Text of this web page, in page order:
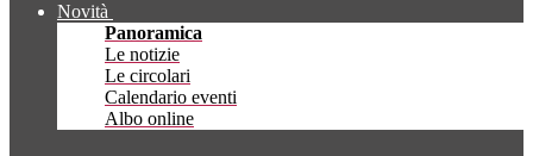
Novità
Panoramica
Le notizie
Le circolari
Calendario eventi
Albo online